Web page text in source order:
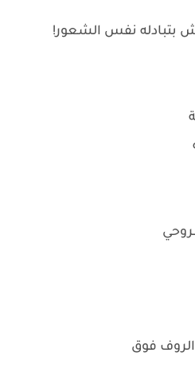
بتبادله نفس الشعور!
فوق